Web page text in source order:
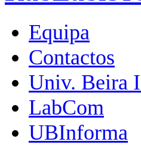
Equipa
Contactos
Univ. Beira
LabCom
UBInforma